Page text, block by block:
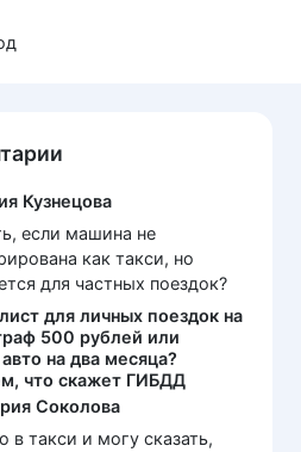
Кузнецова
если машина не
как такси, но
для частных поездок?
для личных поездок на
500 рублей или
на два месяца?
что скажет ГИБДД
Соколова
в такси и могу сказать,